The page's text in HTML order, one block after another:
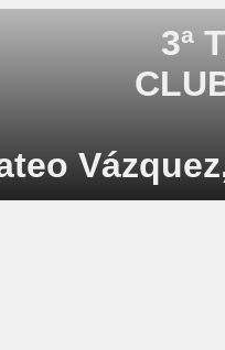
3ª